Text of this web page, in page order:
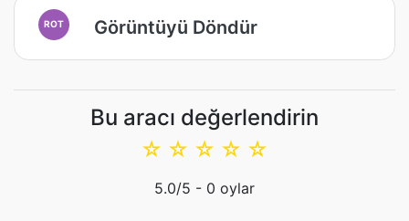
ROT Görüntüyü Döndür
Bu aracı değerlendirin
☆
☆
☆
☆
☆
5.0/5 - 0 oylar